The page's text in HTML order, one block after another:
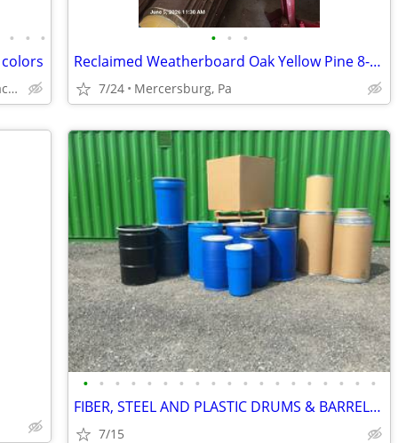
• • •
Solid Wood,Soft Close,www.edenzacabinets.com
• • •
Reclaimed Weatherboard Oak Yellow Pine 8-12" wide
7/24 Mercersburg, Pa
• • • • • • • • • • • • • • • • • • •
FIBER, STEEL AND PLASTIC DRUMS & BARRELS, TOTES & BOXES
7/15